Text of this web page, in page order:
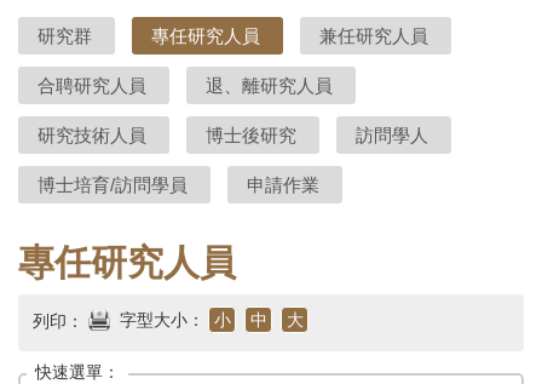
臺
灣
史
研
究
所-
首
頁
研究群 專任研究人員 兼任研究人員
合聘研究人員 退、離研究人員
研究技術人員 博士後研究 訪問學人
博士培育/訪問學員 申請作業
專任研究人員
列印： 字型大小： 小 中 大
快速選單：